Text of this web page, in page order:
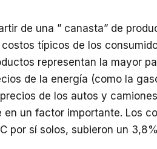
de una ” canasta” de
típicos de los
representan la mayor
de la energía (como la
de los autos y
un factor importante. Los
por sí solos, subieron un